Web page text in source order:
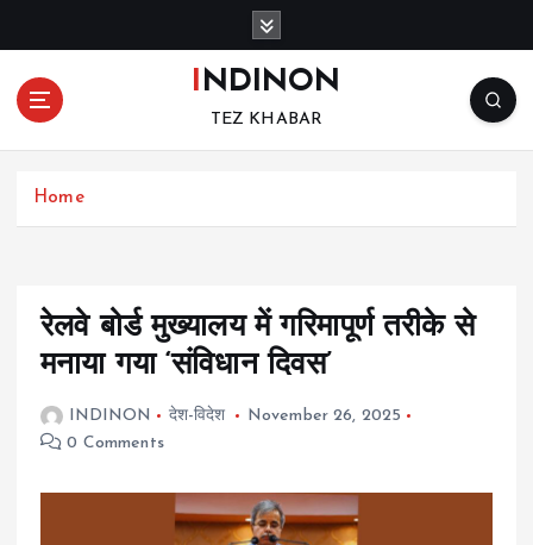
o
INDINON
TEZ KHABAR
Home
रेलवे बोर्ड मुख्यालय में गरिमापूर्ण तरीके से
मनाया गया ‘संविधान दिवस’
INDINON देश-विदेश
November 26, 2025
0 Comments